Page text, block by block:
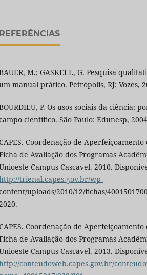
REFERÊNCIAS
M.; GASKELL, G. Pesquisa
manual prático. Petrópolis, RJ: Vozes,
P. Os usos sociais da ciência:
científico. São Paulo: Edunesp,
Coordenação de
de Avaliação dos Programas
Campus Cascavel. 2010.
trienal.capes.gov.br/wp-
uploads/2010/12/fichas/
2020.
Coordenação de
de Avaliação dos Programas
Campus Cascavel. 2013.
conteudoweb.capes.gov.br/